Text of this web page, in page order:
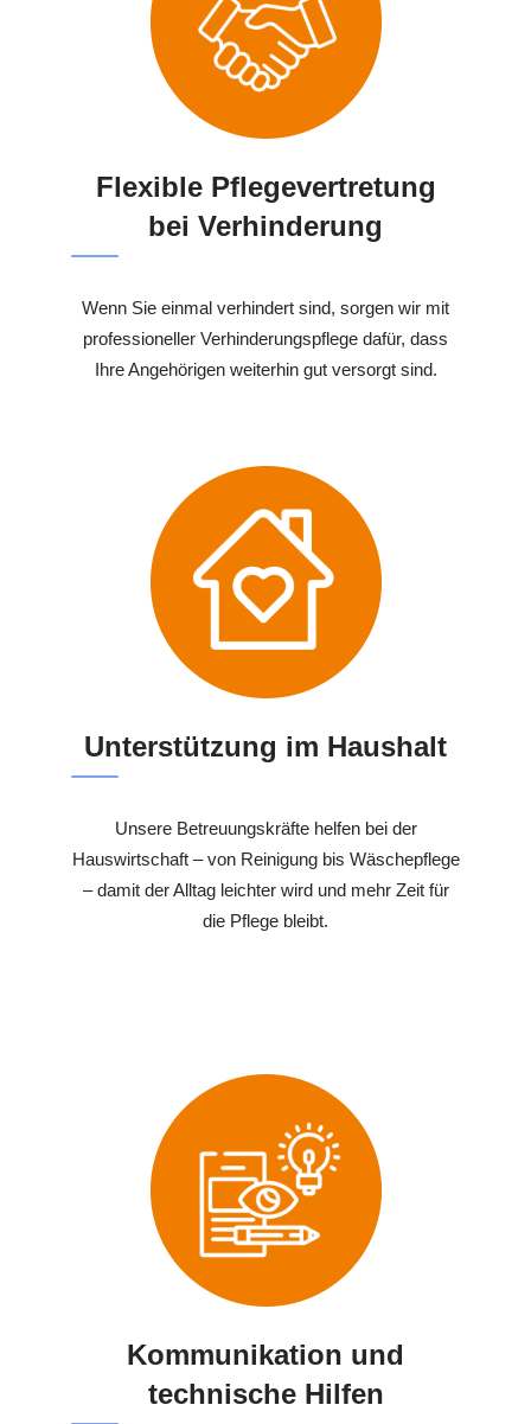
Flexible Pflegevertretung
bei Verhinderung
Wenn Sie einmal verhindert sind, sorgen wir mit
professioneller Verhinderungspflege dafür, dass
Ihre Angehörigen weiterhin gut versorgt sind.
Unterstützung im Haushalt
Unsere Betreuungskräfte helfen bei der
Hauswirtschaft – von Reinigung bis Wäschepflege
– damit der Alltag leichter wird und mehr Zeit für
die Pflege bleibt.
Kommunikation und
technische Hilfen